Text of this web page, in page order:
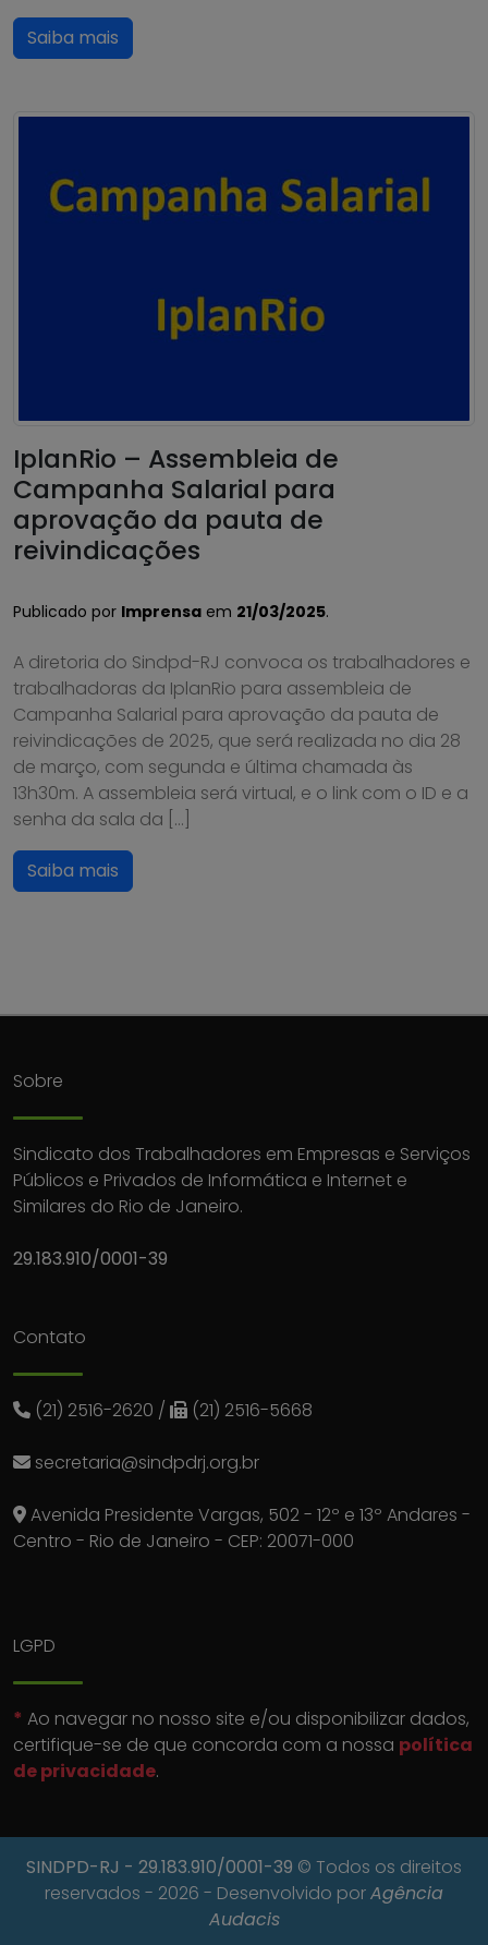
Saiba mais
IplanRio – Assembleia de
Campanha Salarial para
aprovação da pauta de
reivindicações
Publicado por Imprensa em 21/03/2025.
A diretoria do Sindpd-RJ convoca os trabalhadores e
trabalhadoras da IplanRio para assembleia de
Campanha Salarial para aprovação da pauta de
reivindicações de 2025, que será realizada no dia 28
de março, com segunda e última chamada às
13h30m. A assembleia será virtual, e o link com o ID e a
senha da sala da […]
Saiba mais
Sobre
Sindicato dos Trabalhadores em Empresas e Serviços
Públicos e Privados de Informática e Internet e
Similares do Rio de Janeiro.
29.183.910/0001-39
Contato
(21) 2516-2620 / (21) 2516-5668
secretaria@sindpdrj.org.br
Avenida Presidente Vargas, 502 - 12º e 13º Andares -
Centro - Rio de Janeiro - CEP: 20071-000
LGPD
* Ao navegar no nosso site e/ou disponibilizar dados,
certifique-se de que concorda com a nossa política
de privacidade.
SINDPD-RJ - 29.183.910/0001-39 © Todos os direitos
reservados - 2026 - Desenvolvido porAgência
Audacis